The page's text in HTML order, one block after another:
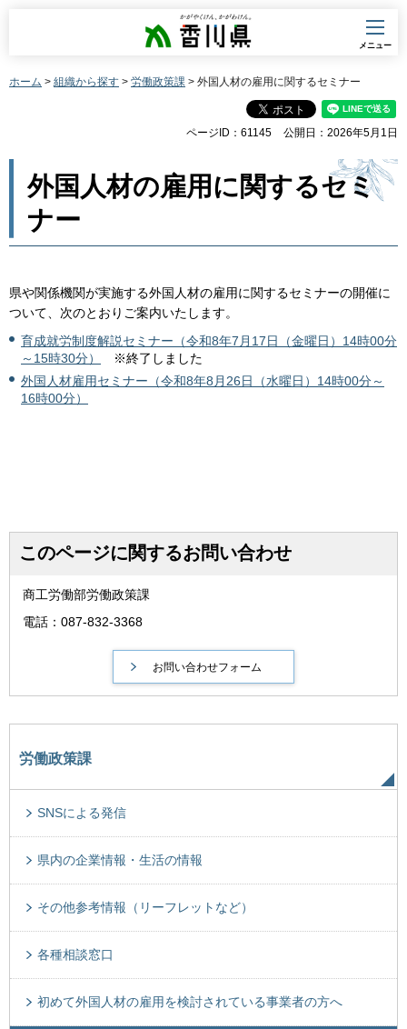
香川県
メニュー
ホーム > 組織から探す > 労働政策課 > 外国人材の雇用に関するセミナー
ページID：61145 公開日：2026年5月1日
外国人材の雇用に関するセミ
ナー
県や関係機関が実施する外国人材の雇用に関するセミナーの開催に
ついて、次のとおりご案内いたします。
育成就労制度解説セミナー（令和8年7月17日（金曜日）14時00分
～15時30分）
※終了しました
外国人材雇用セミナー（令和8年8月26日（水曜日）14時00分～
16時00分）
このページに関するお問い合わせ
商工労働部労働政策課
電話：087-832-3368
労働政策課
SNSによる発信
県内の企業情報・生活の情報
その他参考情報（リーフレットなど）
各種相談窓口
初めて外国人材の雇用を検討されている事業者の方へ